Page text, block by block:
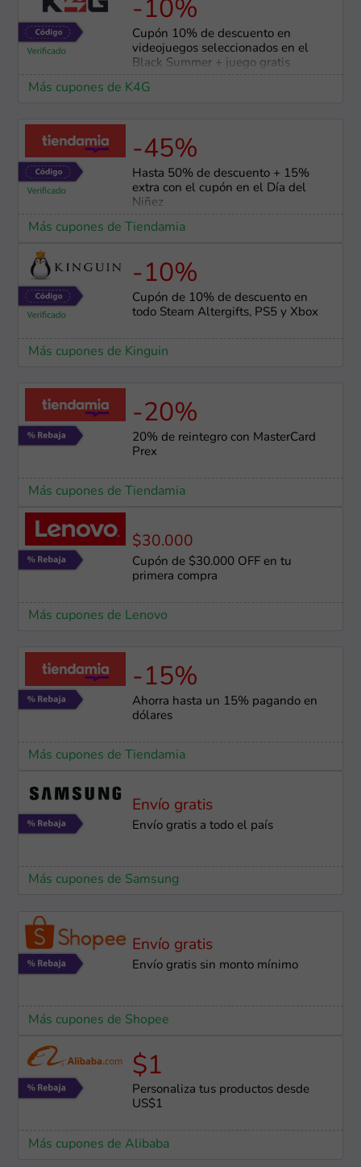
-10%
Cupón 10% de descuento en
videojuegos seleccionados en el
Black Summer + juego gratis
Más cupones de K4G
-45%
Hasta 50% de descuento + 15%
extra con el cupón en el Día del
Niñez
Más cupones de Tiendamia
-10%
Cupón de 10% de descuento en
todo Steam Altergifts, PS5 y Xbox
Más cupones de Kinguin
-20%
20% de reintegro con MasterCard
Prex
Más cupones de Tiendamia
$30.000
Cupón de $30.000 OFF en tu
primera compra
Más cupones de Lenovo
-15%
Ahorra hasta un 15% pagando en
dólares
Más cupones de Tiendamia
Envío gratis
Envío gratis a todo el país
Más cupones de Samsung
Envío gratis
Envío gratis sin monto mínimo
Más cupones de Shopee
$1
Personaliza tus productos desde
US$1
Más cupones de Alibaba